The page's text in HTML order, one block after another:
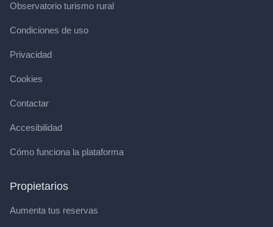
Observatorio turismo rural
Condiciones de uso
Privacidad
Cookies
Contactar
Accesibilidad
Cómo funciona la plataforma
Propietarios
Aumenta tus reservas